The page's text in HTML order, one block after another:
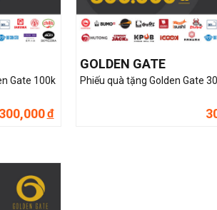
Gate 100k
300,000đ
GOLDEN GATE
Phiếu quà tặng Golden Gate